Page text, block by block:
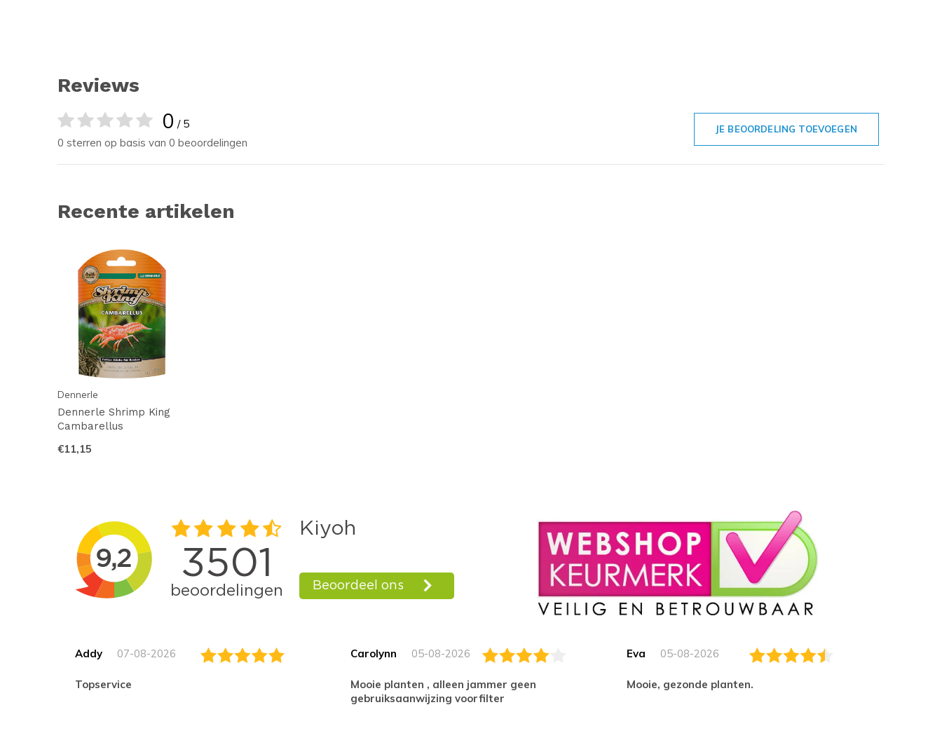
Reviews
0 / 5
0 sterren op basis van 0 beoordelingen
JE BEOORDELING TOEVOEGEN
Recente artikelen
Dennerle
Dennerle Shrimp King
Cambarellus
€11,15
Addy 07-08-2026
topservice
Carolynn 05-08-2026
Mooie planten , alleen jammer geen
gebruiksaanwijzing voorfilter
Eva 05-08-2026
Mooie, gezonde planten.